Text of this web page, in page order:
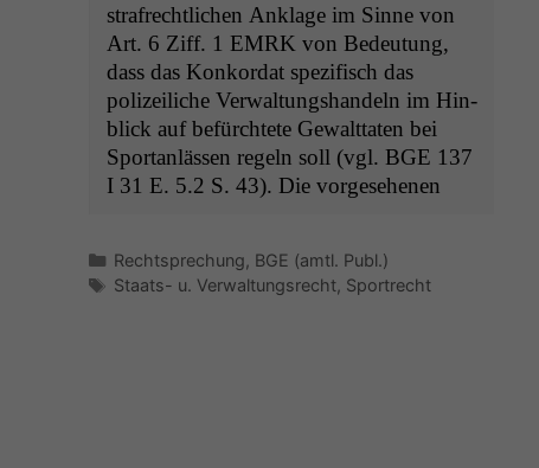
strafrechtlichen Anklage im Sinne von
Art. 6 Ziff. 1 EMRK von Bedeu­tung,
dass das Konko­r­dat spez­i­fisch das
polizeiliche Ver­wal­tung­shan­deln im Hin­
blick auf befürchtete Gewalt­tat­en bei
Sportan­lässen regeln soll (vgl. BGE 137
I 31 E. 5.2 S. 43). Die vorge­se­henen
Kategorien
Rechtsprechung, BGE (amtl. Publ.)
Schlagwörter
Staats- u. Verwaltungsrecht, Sportrecht